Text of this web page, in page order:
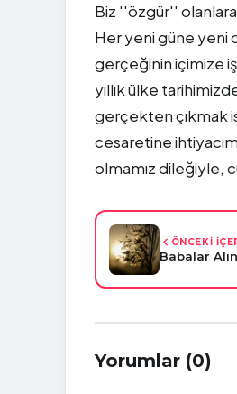
Biz ''özgür''
Her yeni güne yeni
gerçeğinin içimize
yıllık ülke
gerçekten çıkmak
cesaretine
olmamız dileğiyle,
ÖNCEKİ
Babalar
Yorumlar (0)